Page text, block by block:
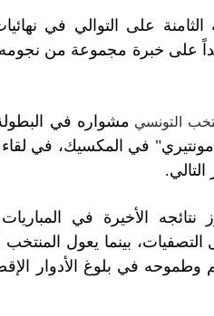
على التوالي في
على خبرة مجموعة من
التونسي مشواره في
في المكسيك، في
نتائجه الأخيرة في
التصفيات، بينما يعول
وطموحه في بلوغ الأدوار